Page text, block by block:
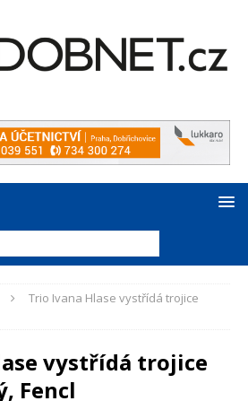
Trio Ivana Hlase vystřídá trojice
vystřídá trojice
Fencl